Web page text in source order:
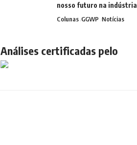
nosso futuro na indústria
Colunas GGWP Notícias
Análises certificadas pelo